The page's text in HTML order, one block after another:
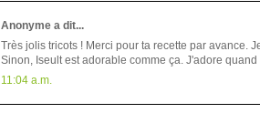
Anonyme a dit...
Très jolis tricots ! Merci pour ta recette par avance.
Sinon, Iseult est adorable comme ça. J'adore
11:04 a.m.